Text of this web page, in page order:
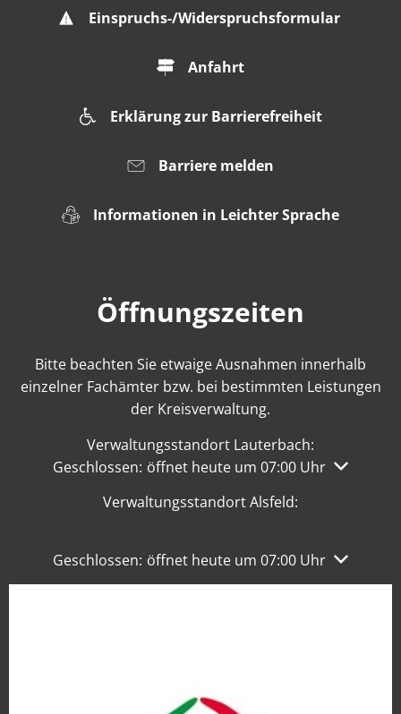
Einspruchs-/Widerspruchsformular
Anfahrt
Erklärung zur Barrierefreiheit
Barriere melden
Informationen in Leichter Sprache
Öffnungszeiten
Bitte beachten Sie etwaige Ausnahmen innerhalb
einzelner Fachämter bzw. bei bestimmten Leistungen
der Kreisverwaltung.
Verwaltungsstandort Lauterbach:
Klicken, um weitere Öffnungs- oder Schließzeiten
Geschlossen: öffnet heute um 07:00 Uhr
Verwaltungsstandort Alsfeld:
Klicken, um weitere Öffnungs- oder Schließzeiten
Geschlossen: öffnet heute um 07:00 Uhr